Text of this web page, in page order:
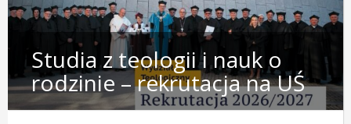
Studia z teologii i nauk o
rodzinie – rekrutacja na UŚ